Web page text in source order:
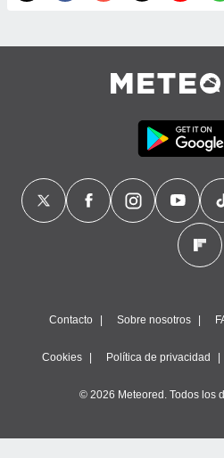
de
Contacto Sobre nosotros
Cookies Política de privacidad
© 2026 Meteored. Todos los